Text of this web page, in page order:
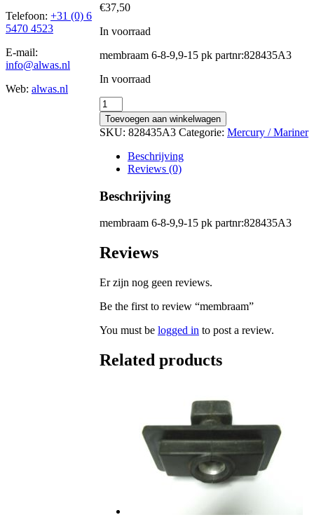
€37,50
In voorraad
membraam 6-8-9,9-15 pk partnr:828435A3
In voorraad
membraam
quantity
Toevoegen aan winkelwagen
SKU: 828435A3 Categorie: Mercury / Mariner
Beschrijving
Reviews (0)
Beschrijving
membraam 6-8-9,9-15 pk partnr:828435A3
Reviews
Er zijn nog geen reviews.
Be the first to review “membraam”
You must be logged in to post a review.
Related products
Telefoon: +31 (0) 6
5470 4523
E-mail:
info@alwas.nl
Web: alwas.nl